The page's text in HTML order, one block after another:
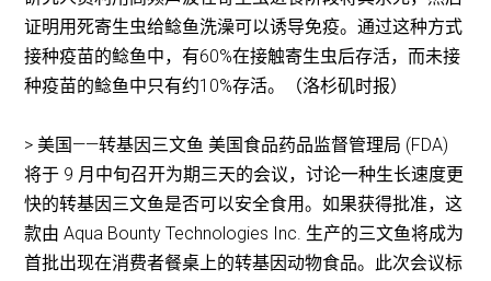
证明用死寄生虫给鲶鱼洗澡可以诱导免疫。通过这种方式
接种疫苗的鲶鱼中，有60%在接触寄生虫后存活，而未接
种疫苗的鲶鱼中只有约10%存活。（洛杉矶时报）
> 美国——转基因三文鱼 美国食品药品监督管理局 (FDA)
将于 9 月中旬召开为期三天的会议，讨论一种生长速度更
快的转基因三文鱼是否可以安全食用。如果获得批准，这
款由 Aqua Bounty Technologies Inc. 生产的三文鱼将成为
首批出现在消费者餐桌上的转基因动物食品。此次会议标